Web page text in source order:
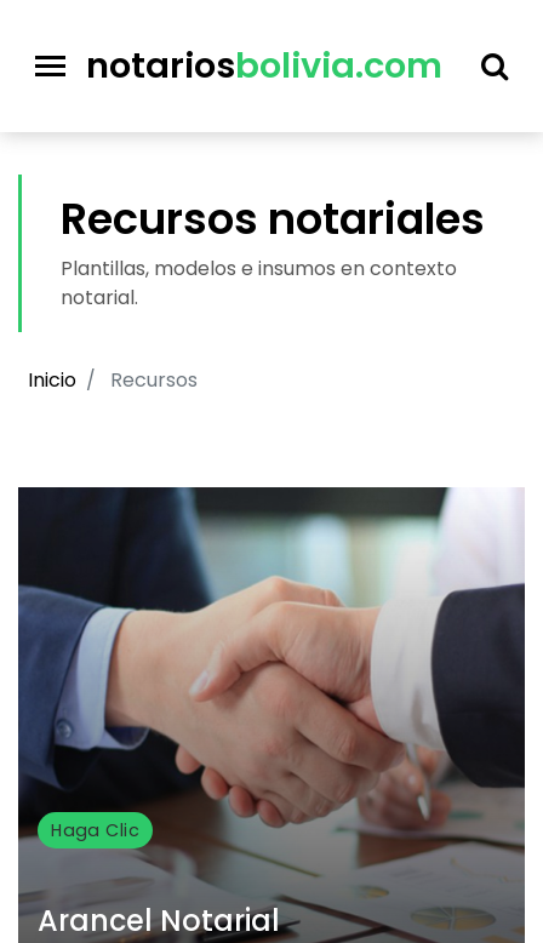
notariosbolivia.com
Recursos notariales
Plantillas, modelos e insumos en contexto
notarial.
Inicio Recursos
Haga Clic
Arancel Notarial